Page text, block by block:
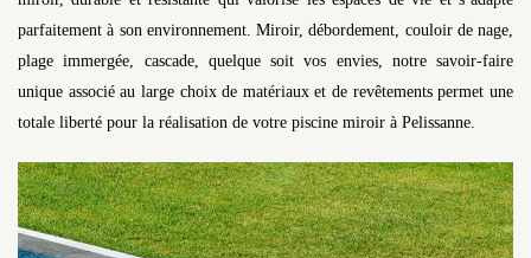
parfaitement à son environnement. Miroir, débordement, couloir de nage,
plage immergée, cascade, quelque soit vos envies, notre savoir-faire
unique associé au large choix de matériaux et de revêtements permet une
totale liberté pour la réalisation de votre piscine miroir à Pelissanne.